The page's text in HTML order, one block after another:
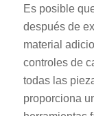
Es posible
después de
material
controles de
todas las
proporciona